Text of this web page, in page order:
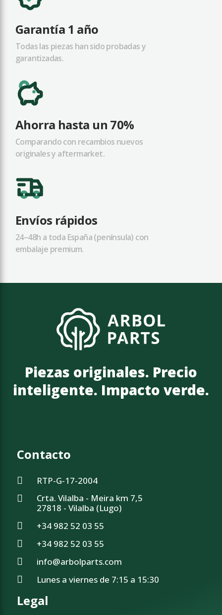
Garantía 1 año
Todas las piezas han sido probadas y
garantizadas.
Ahorra hasta un 70%
Comparando con recambios nuevos
originales y aftermarket.
Envíos rápidos
24–48h a toda España (península) con
embalaje premium.
Piezas originales. Precio
inteligente. Impacto verde.
Contacto
RTP-G-17-2004
Crta. Vilalba - Meira km 7,5
27818 - Vilalba (Lugo)
+34 982 52 03 55
+34 982 52 03 55
info@arbolparts.com
Lunes a viernes de 7:15 a 15:30
Legal